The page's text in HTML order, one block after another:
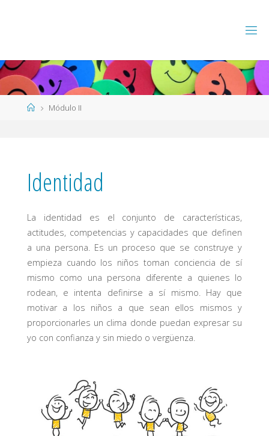
PáginaMódulo II
Identidad
La identidad es el conjunto de características,
actitudes, competencias y capacidades que definen
a una persona. Es un proceso que se construye y
empieza cuando los niños toman conciencia de sí
mismo como una persona diferente a quienes lo
rodean, e intenta definirse a sí mismo. Hay que
motivar a los niños a que sean ellos mismos y
proporcionarles un clima donde puedan expresar su
yo con confianza y sin miedo o vergüenza.